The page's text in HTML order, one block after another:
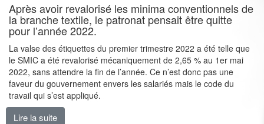
Après avoir revalorisé les minima conventionnels de
la branche textile, le patronat pensait être quitte
pour l’année 2022.
La valse des étiquettes du premier trimestre 2022 a été telle que
le SMIC a été revalorisé mécaniquement de 2,65 % au 1er mai
2022, sans attendre la fin de l’année. Ce n’est donc pas une
faveur du gouvernement envers les salariés mais le code du
travail qui s’est appliqué.
Lire la suite